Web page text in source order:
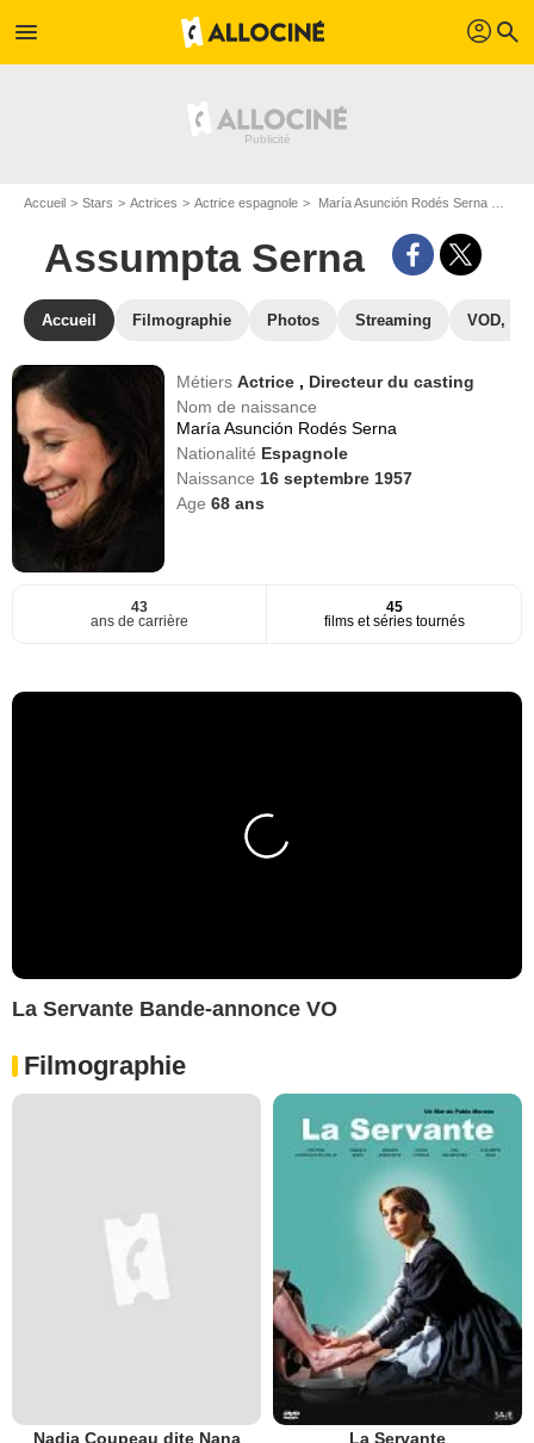
menu profil search
Accueil Stars Actrices Actrice espagnole María Asunción Rodés Serna dit Assumpta Serna
Assumpta Serna
Accueil Filmographie Photos Streaming VOD,
MétiersActrice , Directeur du casting
Nom de naissance
María Asunción Rodés Serna
Nationalité Espagnole
Naissance 16 septembre 1957
Age68 ans
43
ans de carrière
45
films et séries tournés
La Servante Bande-annonce VO
Filmographie
Nadia Coupeau dite Nana La Servante